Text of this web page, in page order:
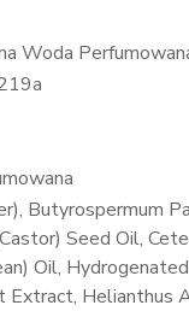
Woda
Butyrospermum
Seed Oil,
Oil,
Extract, Helianthus